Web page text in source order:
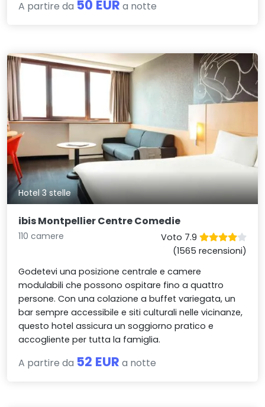
A partire da 50 EUR a notte
Hotel 3 stelle
ibis Montpellier Centre Comedie
110 camere
Voto 7.9
(1565 recensioni)
Godetevi una posizione centrale e camere
modulabili che possono ospitare fino a quattro
persone. Con una colazione a buffet variegata, un
bar sempre accessibile e siti culturali nelle vicinanze,
questo hotel assicura un soggiorno pratico e
accogliente per tutta la famiglia.
A partire da 52 EUR a notte